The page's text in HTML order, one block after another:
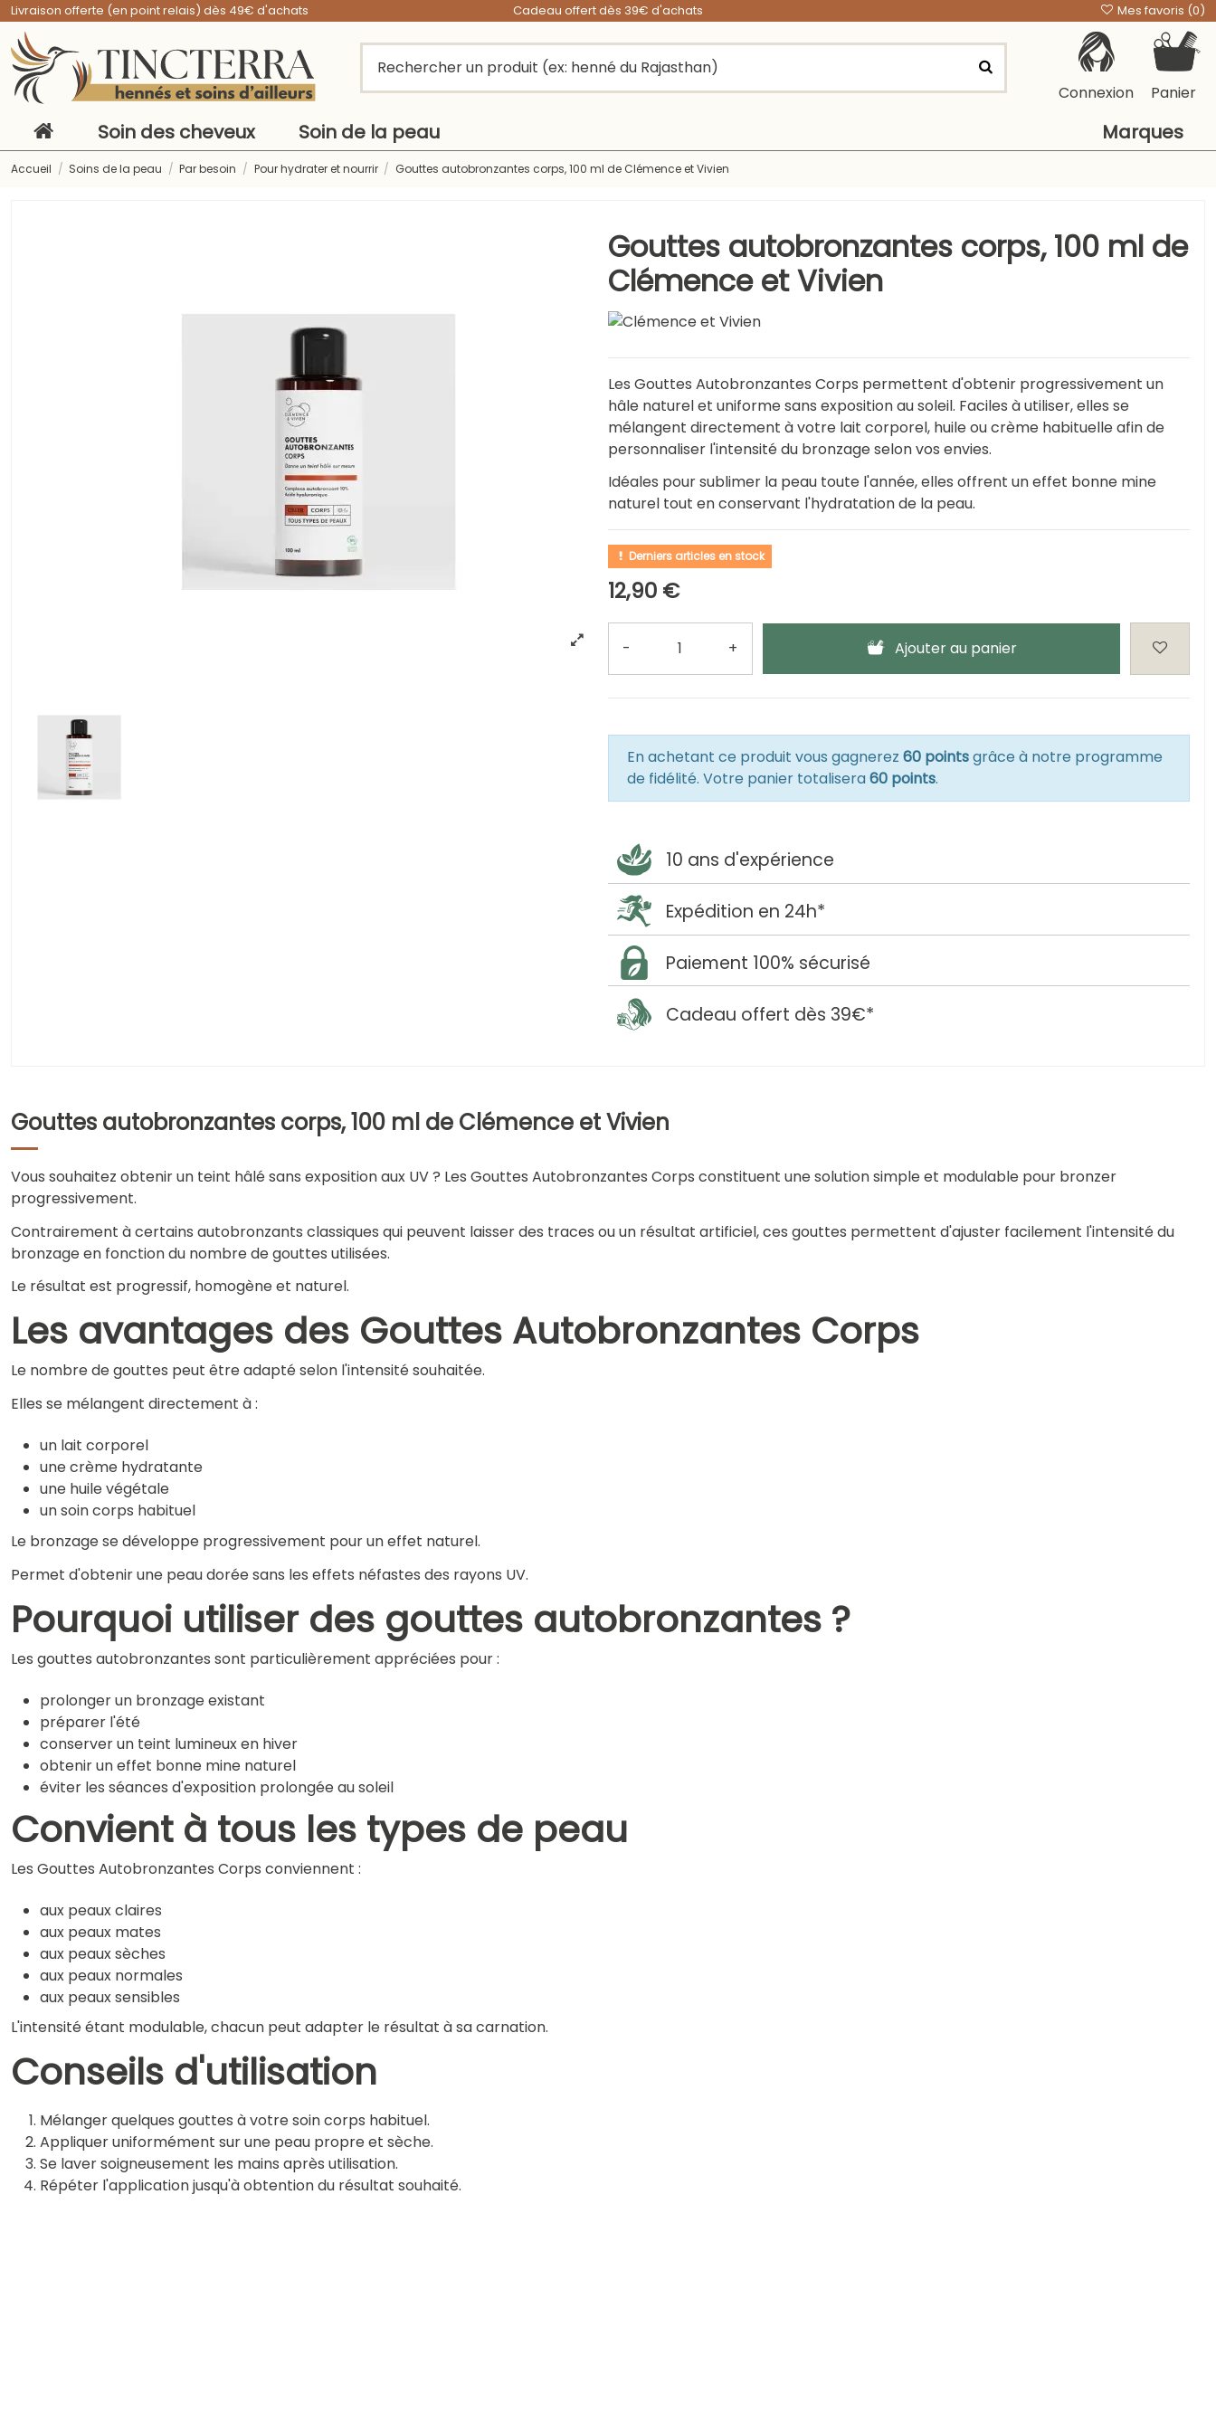
Livraison offerte (en point relais) dès 49€ d'achats Cadeau offert dès 39€ d'achats Mes favoris (0)
Connexion Panier
Soin des cheveux Soin de la peau Marques
Accueil Soins de la peau Par besoin Pour hydrater et nourrir Gouttes autobronzantes corps, 100 ml de Clémence et Vivien
Gouttes autobronzantes corps, 100 ml de
Clémence et Vivien
Les Gouttes Autobronzantes Corps permettent d'obtenir progressivement un
hâle naturel et uniforme sans exposition au soleil. Faciles à utiliser, elles se
mélangent directement à votre lait corporel, huile ou crème habituelle afin de
personnaliser l'intensité du bronzage selon vos envies.
Idéales pour sublimer la peau toute l'année, elles offrent un effet bonne mine
naturel tout en conservant l'hydratation de la peau.
Derniers articles en stock
12,90 €
Quantité
- + Ajouter au panier
En achetant ce produit vous gagnerez 60 pointsgrâce à notre programme
de fidélité. Votre panier totalisera60 points.
10 ans d'expérience
Expédition en 24h*
Paiement 100% sécurisé
Cadeau offert dès 39€*
Gouttes autobronzantes corps, 100 ml de Clémence et Vivien
Vous souhaitez obtenir un teint hâlé sans exposition aux UV ? Les Gouttes Autobronzantes Corps constituent une solution simple et modulable pour bronzer
progressivement.
Contrairement à certains autobronzants classiques qui peuvent laisser des traces ou un résultat artificiel, ces gouttes permettent d'ajuster facilement l'intensité du
bronzage en fonction du nombre de gouttes utilisées.
Le résultat est progressif, homogène et naturel.
Les avantages des Gouttes Autobronzantes Corps
Le nombre de gouttes peut être adapté selon l'intensité souhaitée.
Elles se mélangent directement à :
un lait corporel
une crème hydratante
une huile végétale
un soin corps habituel
Le bronzage se développe progressivement pour un effet naturel.
Permet d'obtenir une peau dorée sans les effets néfastes des rayons UV.
Pourquoi utiliser des gouttes autobronzantes ?
Les gouttes autobronzantes sont particulièrement appréciées pour :
prolonger un bronzage existant
préparer l'été
conserver un teint lumineux en hiver
obtenir un effet bonne mine naturel
éviter les séances d'exposition prolongée au soleil
Convient à tous les types de peau
Les Gouttes Autobronzantes Corps conviennent :
aux peaux claires
aux peaux mates
aux peaux sèches
aux peaux normales
aux peaux sensibles
L'intensité étant modulable, chacun peut adapter le résultat à sa carnation.
Conseils d'utilisation
Mélanger quelques gouttes à votre soin corps habituel.
Appliquer uniformément sur une peau propre et sèche.
Se laver soigneusement les mains après utilisation.
Répéter l'application jusqu'à obtention du résultat souhaité.